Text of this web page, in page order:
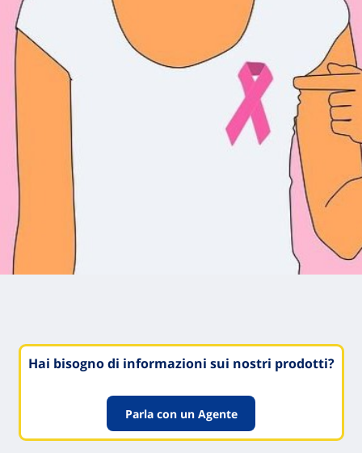
Hai bisogno di informazioni sui nostri prodotti?
Parla con un Agente